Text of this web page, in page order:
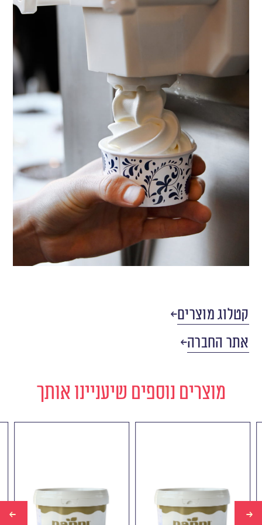
קטלוג מוצרים
אתר החברה
מוצרים נוספים שיעניינו אותך